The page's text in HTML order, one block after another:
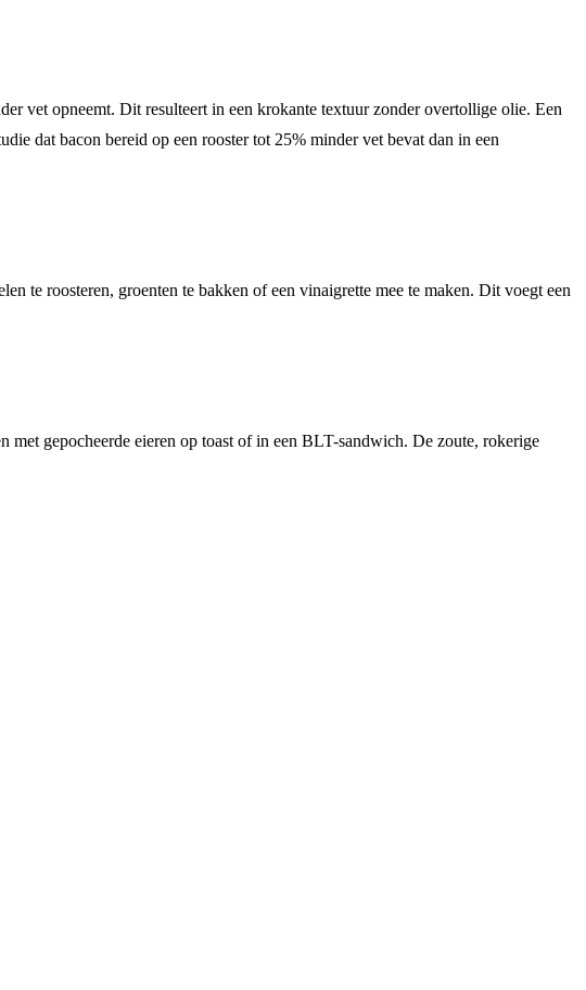
vet opneemt. Dit resulteert in een krokante textuur zonder overtollige olie. Een
dat bacon bereid op een rooster tot 25% minder vet bevat dan in een
te roosteren, groenten te bakken of een vinaigrette mee te maken. Dit voegt een
met gepocheerde eieren op toast of in een BLT-sandwich. De zoute, rokerige